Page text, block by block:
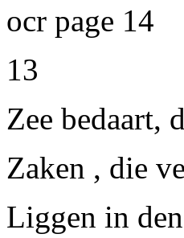
ocr page 14
13
Zee bedaart,
Zaken , die
Liggen in